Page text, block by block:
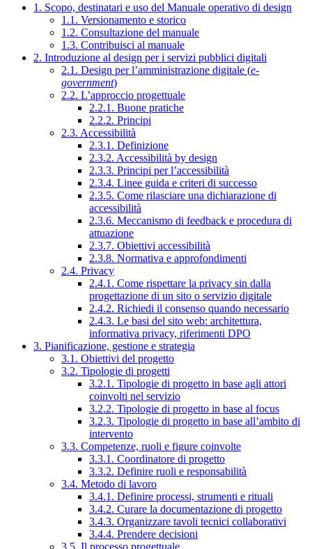
1. Scopo, destinatari e uso del Manuale operativo di design
1.1. Versionamento e storico
1.2. Consultazione del manuale
1.3. Contribuisci al manuale
2. Introduzione al design per i servizi pubblici digitali
2.1. Design per l’amministrazione digitale (e-
government)
2.2. L’approccio progettuale
2.2.1. Buone pratiche
2.2.2. Principi
2.3. Accessibilità
2.3.1. Definizione
2.3.2. Accessibilità by design
2.3.3. Principi per l’accessibilità
2.3.4. Linee guida e criteri di successo
2.3.5. Come rilasciare una dichiarazione di
accessibilità
2.3.6. Meccanismo di feedback e procedura di
attuazione
2.3.7. Obiettivi accessibilità
2.3.8. Normativa e approfondimenti
2.4. Privacy
2.4.1. Come rispettare la privacy sin dalla
progettazione di un sito o servizio digitale
2.4.2. Richiedi il consenso quando necessario
2.4.3. Le basi del sito web: architettura,
informativa privacy, riferimenti DPO
3. Pianificazione, gestione e strategia
3.1. Obiettivi del progetto
3.2. Tipologie di progetti
3.2.1. Tipologie di progetto in base agli attori
coinvolti nel servizio
3.2.2. Tipologie di progetto in base al focus
3.2.3. Tipologie di progetto in base all’ambito di
intervento
3.3. Competenze, ruoli e figure coinvolte
3.3.1. Coordinatore di progetto
3.3.2. Definire ruoli e responsabilità
3.4. Metodo di lavoro
3.4.1. Definire processi, strumenti e rituali
3.4.2. Curare la documentazione di progetto
3.4.3. Organizzare tavoli tecnici collaborativi
3.4.4. Prendere decisioni
3.5. Il processo progettuale